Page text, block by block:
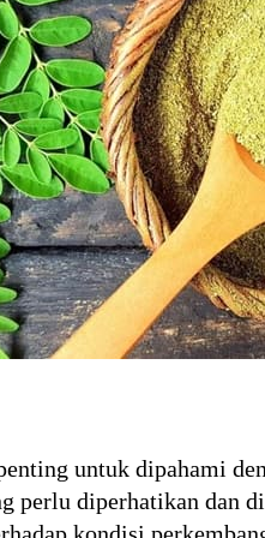
untuk dipahami
perlu diperhatikan dan
kondisi